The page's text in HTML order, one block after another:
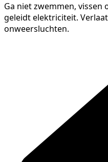
Ga niet zwemmen, vissen
geleidt elektriciteit.
onweersluchten.